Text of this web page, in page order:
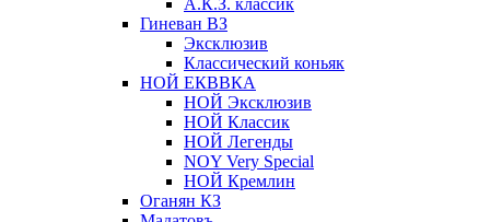
А.К.З. классик
Гиневан ВЗ
Эксклюзив
Классический коньяк
НОЙ ЕКВВКА
НОЙ Эксклюзив
НОЙ Классик
НОЙ Легенды
NOY Very Speсial
НОЙ Кремлин
Оганян КЗ